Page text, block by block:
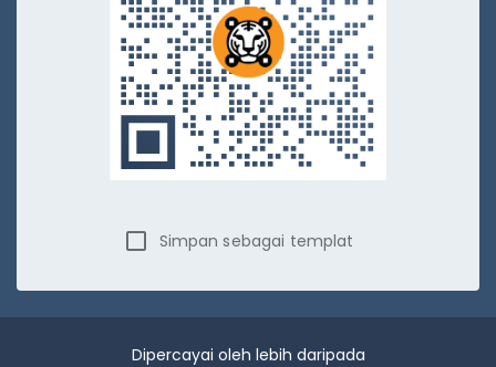
Simpan sebagai templat
Dipercayai oleh lebih daripada